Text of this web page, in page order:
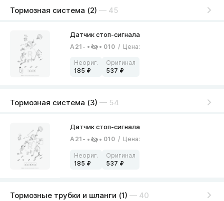
Тормозная система (2) — 45
A21- 010 / Цена:
185 537
Тормозная система (3) — 54
A21- 010 / Цена:
185 537
Тормозные трубки и шланги (1) — 40